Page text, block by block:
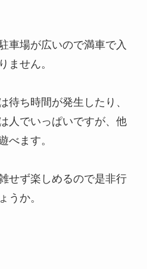
車場が広いので満車で入
ません。
待ち時間が発生したり、
人でいっぱいですが、他
べます。
せず楽しめるので是非行
うか。